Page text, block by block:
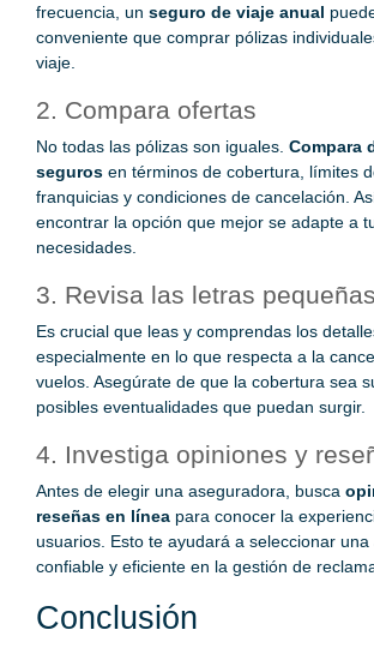
frecuencia, un seguro de viaje anual
conveniente que comprar pólizas
viaje.
2. Compara ofertas
No todas las pólizas son iguales. Compara
seguros en términos de cobertura, límites
franquicias y condiciones de cancelación.
encontrar la opción que mejor se adapte a
necesidades.
3. Revisa las letras pequeñas
Es crucial que leas y comprendas los
especialmente en lo que respecta a la
vuelos. Asegúrate de que la cobertura sea
posibles eventualidades que puedan surgir.
4. Investiga opiniones y
Antes de elegir una aseguradora, busca
reseñas en línea para conocer la
usuarios. Esto te ayudará a seleccionar
confiable y eficiente en la gestión de
Conclusión